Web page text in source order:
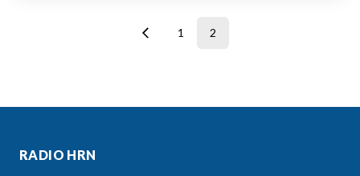
1 2
RADIO HRN